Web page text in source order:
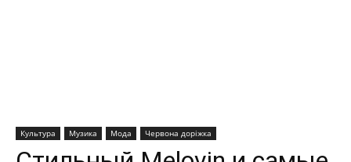
Культура Музика Мода Червона доріжка